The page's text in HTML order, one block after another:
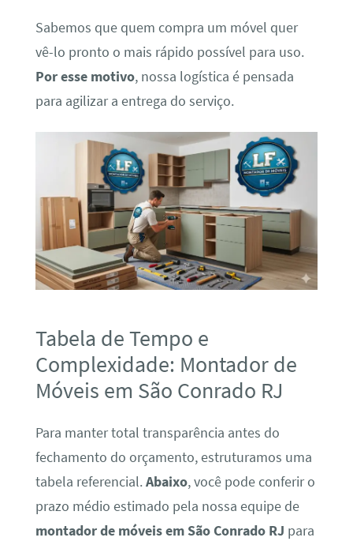
Sabemos que quem compra um móvel quer
vê-lo pronto o mais rápido possível para uso.
Por esse motivo, nossa logística é pensada
para agilizar a entrega do serviço.
Tabela de Tempo e
Complexidade: Montador de
Móveis em São Conrado RJ
Para manter total transparência antes do
fechamento do orçamento, estruturamos uma
tabela referencial.Abaixo, você pode conferir o
prazo médio estimado pela nossa equipe de
montador de móveis em São Conrado RJ para